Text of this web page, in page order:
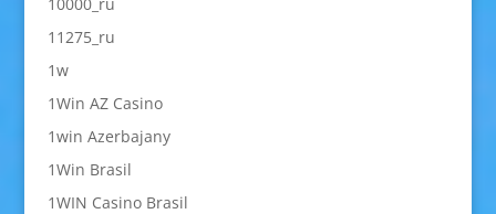
11275_ru
1w
1Win AZ Casino
1win Azerbajany
1Win Brasil
1WIN Casino Brasil